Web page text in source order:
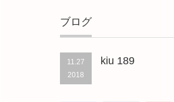
ブログ
11.27
2018
kiu 189